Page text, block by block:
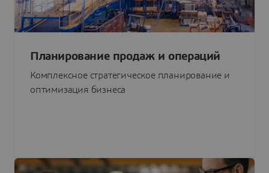
Планирование продаж и операций
Комплексное стратегическое планирование и
оптимизация бизнеса